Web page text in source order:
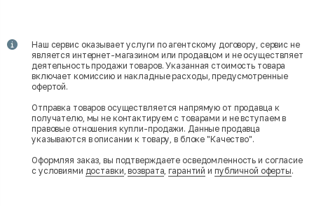
Наш сервис оказывает услуги по агентскому договору, сервис не
является интернет-магазином или продавцом и не осуществляет
деятельность продажи товаров. Указанная стоимость товара
включает комиссию и накладные расходы, предусмотренные
офертой.
Отправка товаров осуществляется напрямую от продавца к
получателю, мы не контактируем с товарами и не вступаем в
правовые отношения купли-продажи. Данные продавца
указываются в описании к товару, в блоке "Качество".
Оформляя заказ, вы подтверждаете осведомленность и согласие
с условиями доставки,возврата,гарантий и публичной оферты.